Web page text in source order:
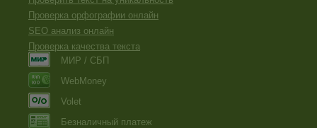
Проверка орфографии онлайн
SEO анализ онлайн
Проверка качества текста
МИР / СБП
WebMoney
Volet
Безналичный платеж